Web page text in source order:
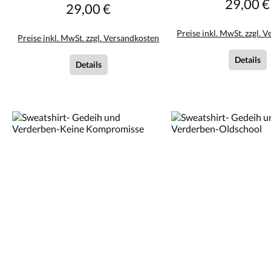
Regulärer Preis:
29,00 €
Preise inkl. MwSt. zzgl. Versandkosten
Details
29,00 €
Preise inkl. MwSt. zzgl.
Details